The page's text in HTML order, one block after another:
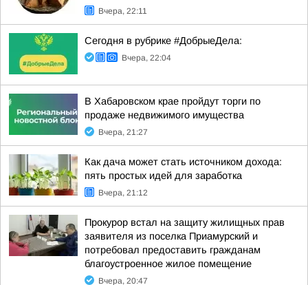
Вчера, 22:11
Сегодня в рубрике #ДобрыеДела:
Вчера, 22:04
В Хабаровском крае пройдут торги по
продаже недвижимого имущества
Вчера, 21:27
Как дача может стать источником дохода:
пять простых идей для заработка
Вчера, 21:12
Прокурор встал на защиту жилищных прав
заявителя из поселка Приамурский и
потребовал предоставить гражданам
благоустроенное жилое помещение
Вчера, 20:47